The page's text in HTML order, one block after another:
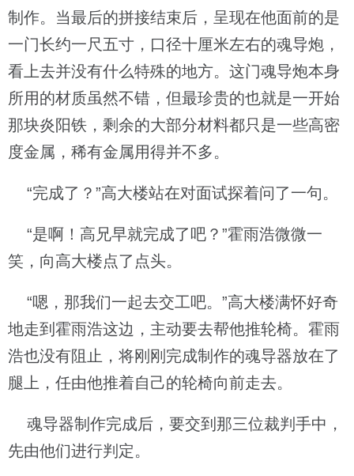
制作。当最后的拼接结束后，呈现在他面前的是
一门长约一尺五寸，口径十厘米左右的魂导炮，
看上去并没有什么特殊的地方。这门魂导炮本身
所用的材质虽然不错，但最珍贵的也就是一开始
那块炎阳铁，剩余的大部分材料都只是一些高密
度金属，稀有金属用得并不多。
“完成了？”高大楼站在对面试探着问了一句。
“是啊！高兄早就完成了吧？”霍雨浩微微一
笑，向高大楼点了点头。
“嗯，那我们一起去交工吧。”高大楼满怀好奇
地走到霍雨浩这边，主动要去帮他推轮椅。霍雨
浩也没有阻止，将刚刚完成制作的魂导器放在了
腿上，任由他推着自己的轮椅向前走去。
魂导器制作完成后，要交到那三位裁判手中，
先由他们进行判定。